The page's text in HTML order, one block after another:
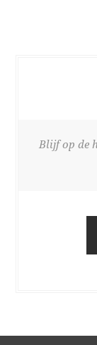
Blijf op de